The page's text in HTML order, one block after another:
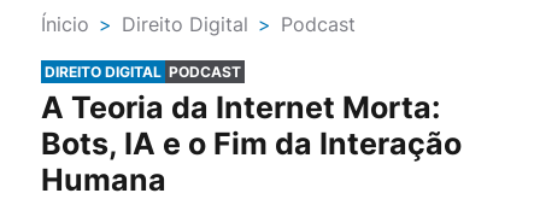
Ínicio > Direito Digital > Podcast
DIREITO DIGITAL PODCAST
A Teoria da Internet Morta:
Bots, IA e o Fim da Interação
Humana